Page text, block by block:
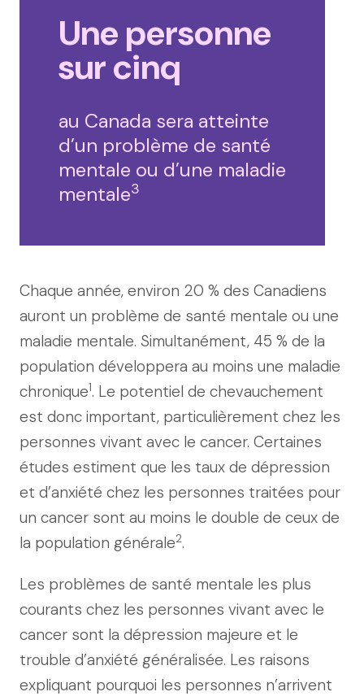
Une personne
sur cinq
au Canada sera atteinte
d’un problème de santé
mentale ou d’une maladie
mentale3
Chaque année, environ 20 % des Canadiens
auront un problème de santé mentale ou une
maladie mentale. Simultanément, 45 % de la
population développera au moins une maladie
chronique1. Le potentiel de chevauchement
est donc important, particulièrement chez les
personnes vivant avec le cancer. Certaines
études estiment que les taux de dépression
et d’anxiété chez les personnes traitées pour
un cancer sont au moins le double de ceux de
la population générale2.
Les problèmes de santé mentale les plus
courants chez les personnes vivant avec le
cancer sont la dépression majeure et le
trouble d’anxiété généralisée. Les raisons
expliquant pourquoi les personnes n’arrivent